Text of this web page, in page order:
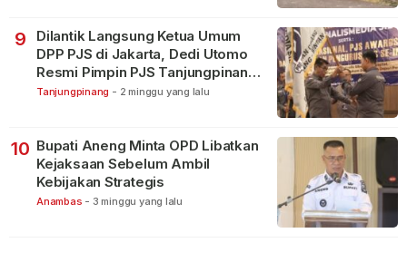
9
Dilantik Langsung Ketua Umum
DPP PJS di Jakarta, Dedi Utomo
Resmi Pimpin PJS Tanjungpinang-
Bintan
Tanjungpinang - 2 minggu yang lalu
10 Bupati Aneng Minta OPD Libatkan
Kejaksaan Sebelum Ambil
Kebijakan Strategis
Anambas - 3 minggu yang lalu